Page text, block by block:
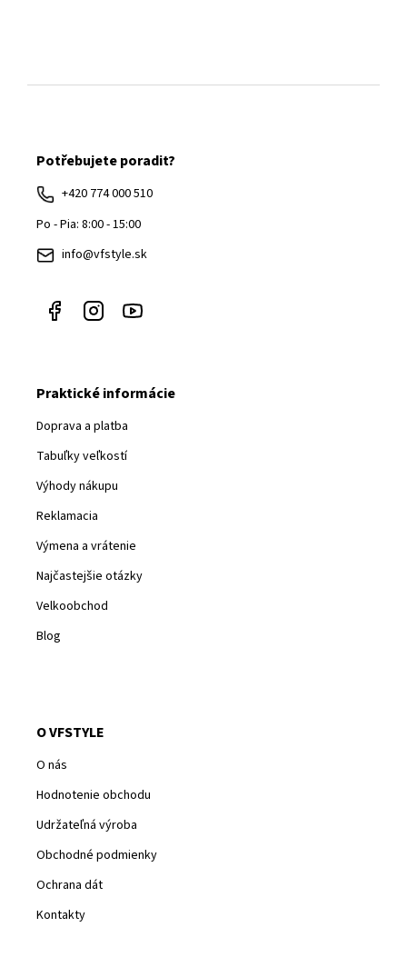
Potřebujete poradit?
+420 774 000 510
Po - Pia: 8:00 - 15:00
info@vfstyle.sk
Praktické informácie
Doprava a platba
Tabuľky veľkostí
Výhody nákupu
Reklamacia
Výmena a vrátenie
Najčastejšie otázky
Velkoobchod
Blog
O VFSTYLE
O nás
Hodnotenie obchodu
Udržateľná výroba
Obchodné podmienky
Ochrana dát
Kontakty